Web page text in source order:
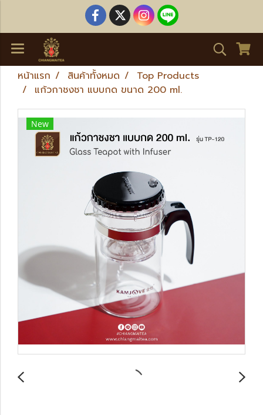
หน้าแรก สินค้าทั้งหมด
Top Products
แก้วกาชงชา แบบกด ขนาด 200 ml.
New